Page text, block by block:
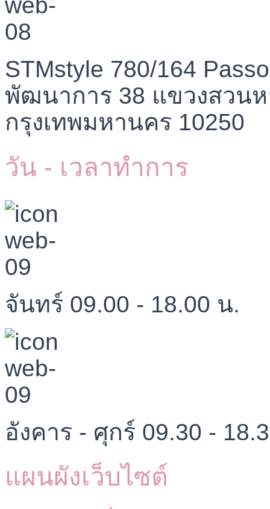
STMstyle 780/164
พัฒนาการ 38 แขวงสวน
กรุงเทพมหานคร 10250
วัน - เวลาทำการ
จันทร์ 09.00 - 18.00 น.
อังคาร - ศุกร์ 09.30 -
แผนผังเว็บไซต์